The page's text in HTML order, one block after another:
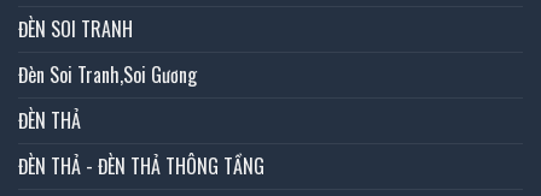
ĐÈN SOI TRANH
Đèn Soi Tranh,Soi Gương
ĐÈN THẢ
ĐÈN THẢ - ĐÈN THẢ THÔNG TẦNG